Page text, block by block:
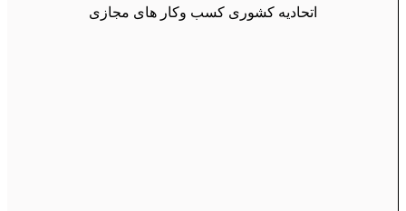
اتحادیه کشوری کسب وکار های مجازی